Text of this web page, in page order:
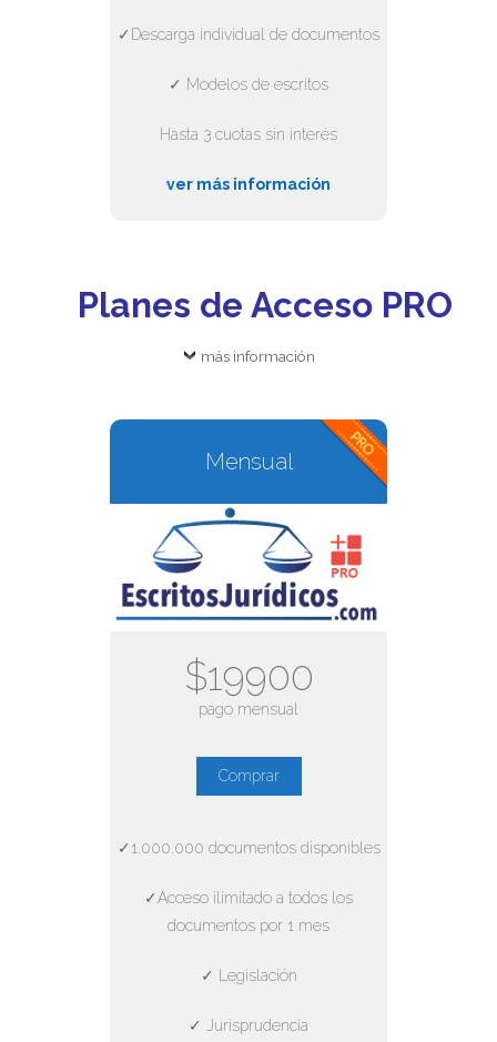
✓Descarga individual de documentos
✓ Modelos de escritos
Hasta 3 cuotas sin interés
ver más información
Planes de Acceso PRO
más información
Mensual
$19900
pago mensual
Comprar
✓1.000.000 documentos disponibles
✓Acceso ilimitado a todos los
documentos por 1 mes
✓ Legislación
✓ Jurisprudencia